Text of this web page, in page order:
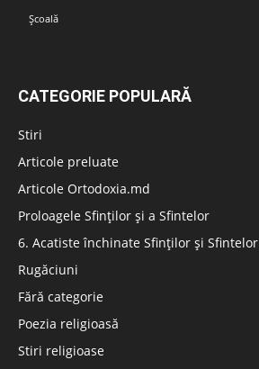
Școală
CATEGORIE POPULARĂ
Stiri
Articole preluate
Articole Ortodoxia.md
Proloagele Sfinților și a Sfintelor
6. Acatiste închinate Sfinților și Sfintelor
Rugăciuni
Fără categorie
Poezia religioasă
Stiri religioase